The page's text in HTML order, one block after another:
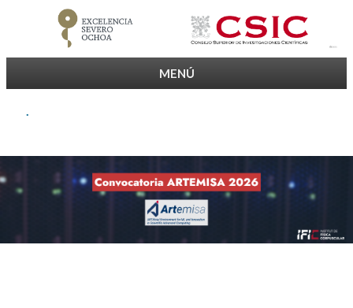
MENÚ
.